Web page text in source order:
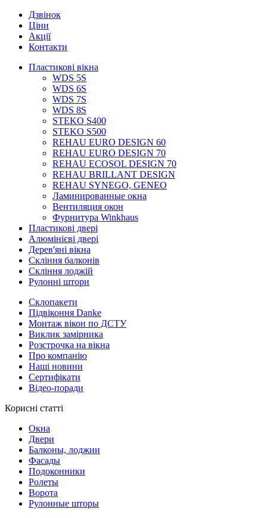
Дзвінок
Ціни
Акції
Контакти
Пластикові вікна
WDS 5S
WDS 6S
WDS 7S
WDS 8S
STEKO S400
STEKO S500
REHAU EURO DESIGN 60
REHAU EURO DESIGN 70
REHAU ECOSOL DESIGN 70
REHAU BRILLANT DESIGN
REHAU SYNEGO, GENEO
Ламинированные окна
Вентиляция окон
Фурнитура Winkhaus
Пластикові двері
Алюмінієві двері
Дерев'яні вікна
Скління балконів
Скління лоджій
Рулонні штори
Склопакети
Підвіконня Danke
Монтаж вікон по ДСТУ
Виклик замірника
Розстрочка на вікна
Про компанію
Наші новини
Сертифікати
Відео-поради
Корисні статті
Окна
Двери
Балконы, лоджии
Фасады
Подоконники
Ролеты
Ворота
Рулонные шторы